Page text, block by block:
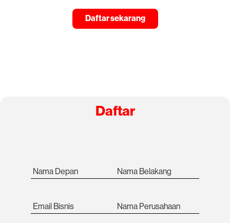
Daftar sekarang
Daftar
Nama Depan Nama Belakang
Email Bisnis Nama Perusahaan